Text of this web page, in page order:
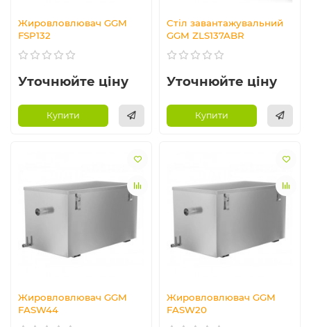
Жировловлювач GGM
FSP132
Уточнюйте ціну
Купити
Стіл завантажувальний
GGM ZLS137ABR
Уточнюйте ціну
Купити
Жировловлювач GGM
FASW44
Жировловлювач GGM
FASW20